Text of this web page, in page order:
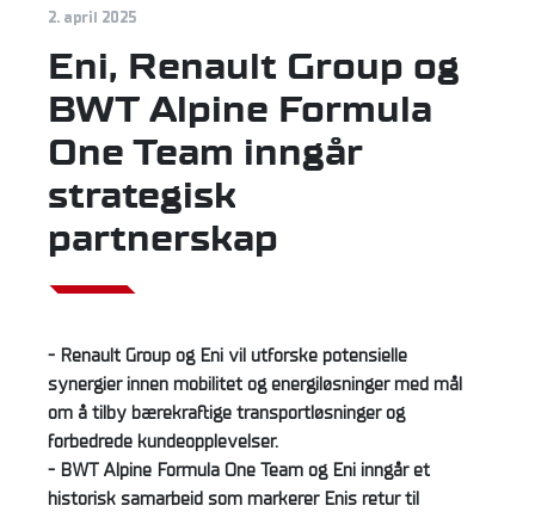
2. april 2025
Eni, Renault Group og
BWT Alpine Formula
One Team inngår
strategisk
partnerskap
- Renault Group og Eni vil utforske potensielle
synergier innen mobilitet og energiløsninger med mål
om å tilby bærekraftige transportløsninger og
forbedrede kundeopplevelser.
- BWT Alpine Formula One Team og Eni inngår et
historisk samarbeid som markerer Enis retur til